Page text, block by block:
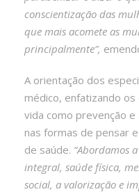
conscientização das
que mais acomete as
principalmente”,
A orientação dos
médico, enfatizando os
vida como prevenção
nas formas de pensar
de saúde. “Abordamos
integral, saúde física,
social, a valorização e